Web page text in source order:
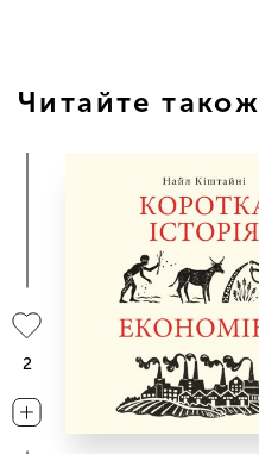
Читайте також
2